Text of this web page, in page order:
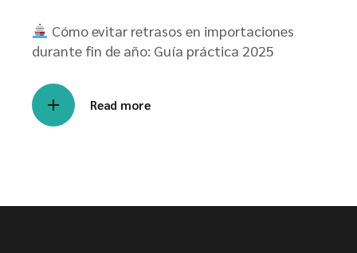
Cómo evitar retrasos en importaciones
durante fin de año: Guía práctica 2025
Read more